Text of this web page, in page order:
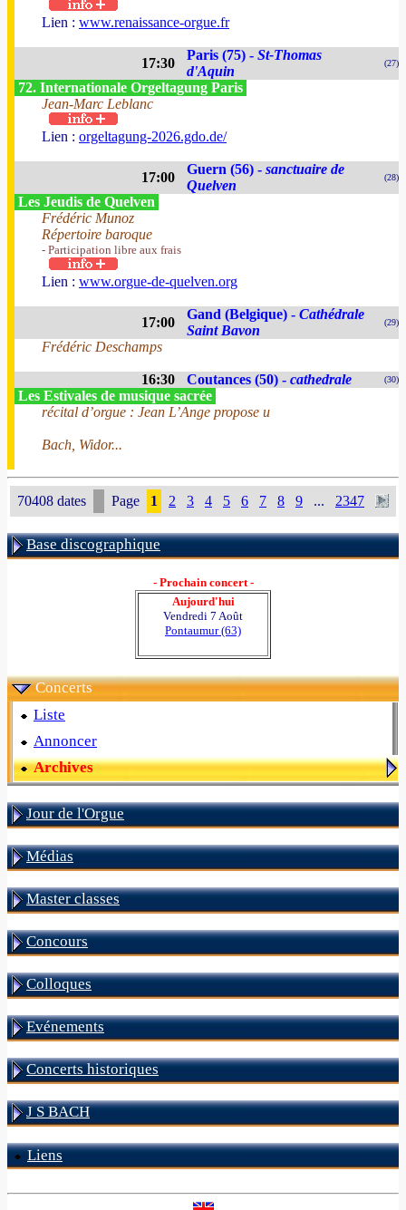
Lien : www.renaissance-orgue.fr
17:30
Paris (75) - St-Thomas
d'Aquin
(27)
72. Internationale Orgeltagung Paris
Jean-Marc Leblanc
Lien : orgeltagung-2026.gdo.de/
17:00
Guern (56) - sanctuaire de
Quelven
(28)
Les Jeudis de Quelven
Frédéric Munoz
Répertoire baroque
- Participation libre aux frais
Lien : www.orgue-de-quelven.org
17:00
Gand (Belgique) - Cathédrale
Saint Bavon
(29)
Frédéric Deschamps
16:30 Coutances (50) - cathedrale (30)
Les Estivales de musique sacrée
récital d’orgue : Jean L’Ange propose u
Bach, Widor...
70408 dates Page 1 2 3 4 5 6 7 8 9 ... 2347
Base discographique
- Prochain concert -
Aujourd'hui
Vendredi 7 Août
Pontaumur (63)
Concerts
Liste
Annoncer
Archives
Jour de l'Orgue
Médias
Master classes
Concours
Colloques
Evénements
Concerts historiques
J S BACH
Liens